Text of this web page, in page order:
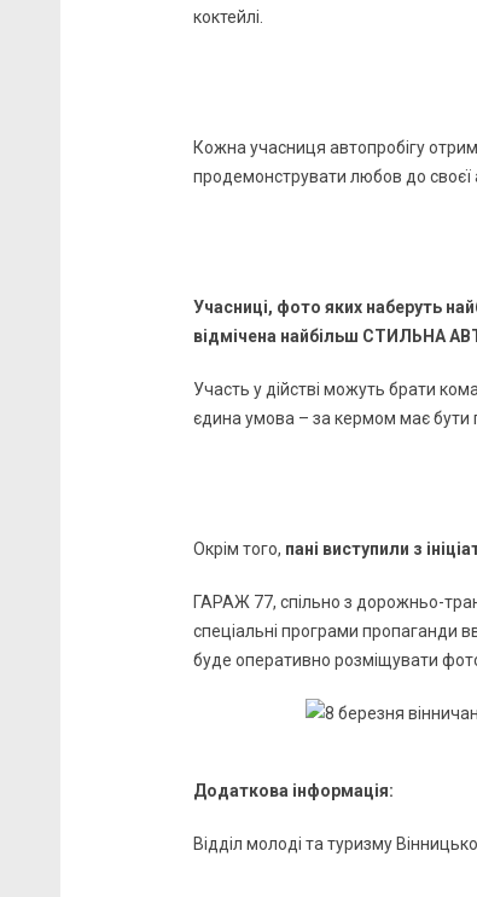
коктейлі.
Кожна учасниця автопробігу
продемонструвати любов до своєї
Учасниці, фото яких наберуть
відмічена найбільш СТИЛЬНА
Участь у дійстві можуть брати
єдина умова – за кермом має бути
Окрім того, пані виступили з
ГАРАЖ 77, спільно з дорожньо-
спеціальні програми пропаганди
буде оперативно розміщувати фото
Додаткова інформація:
Відділ молоді та туризму